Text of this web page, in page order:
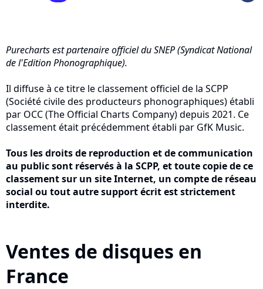
Purecharts est partenaire officiel du SNEP (Syndicat National
de l'Edition Phonographique).
Il diffuse à ce titre le classement officiel de la SCPP
(Société civile des producteurs phonographiques) établi
par OCC (The Official Charts Company) depuis 2021. Ce
classement était précédemment établi par GfK Music.
Tous les droits de reproduction et de communication
au public sont réservés à la SCPP, et toute copie de ce
classement sur un site Internet, un compte de réseau
social ou tout autre support écrit est strictement
interdite.
Ventes de disques en
France